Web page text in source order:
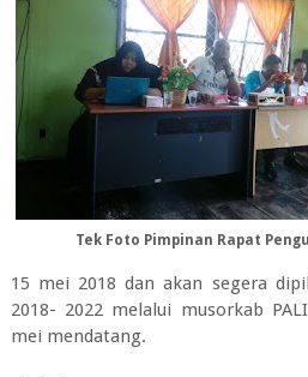
Tek Foto Pimpinan Rapat
15 mei 2018 dan akan segera
2018- 2022 melalui musorkab
mei mendatang.